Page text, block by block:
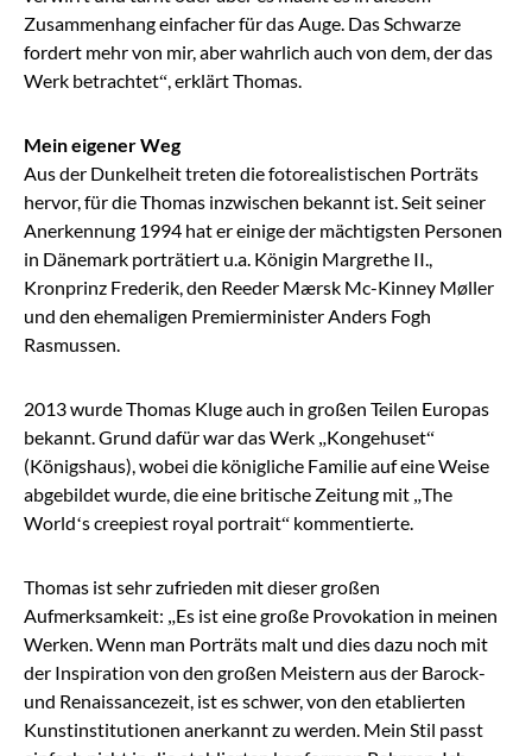
Zusammenhang einfacher für das Auge. Das Schwarze
fordert mehr von mir, aber wahrlich auch von dem, der das
Werk betrachtet“, erklärt Thomas.
Mein eigener Weg
Aus der Dunkelheit treten die fotorealistischen Porträts
hervor, für die Thomas inzwischen bekannt ist. Seit seiner
Anerkennung 1994 hat er einige der mächtigsten Personen
in Dänemark porträtiert u.a. Königin Margrethe II.,
Kronprinz Frederik, den Reeder Mærsk Mc-Kinney Møller
und den ehemaligen Premierminister Anders Fogh
Rasmussen.
2013 wurde Thomas Kluge auch in großen Teilen Europas
bekannt. Grund dafür war das Werk „Kongehuset“
(Königshaus), wobei die königliche Familie auf eine Weise
abgebildet wurde, die eine britische Zeitung mit „The
World‘s creepiest royal portrait“ kommentierte.
Thomas ist sehr zufrieden mit dieser großen
Aufmerksamkeit: „Es ist eine große Provokation in meinen
Werken. Wenn man Porträts malt und dies dazu noch mit
der Inspiration von den großen Meistern aus der Barock-
und Renaissancezeit, ist es schwer, von den etablierten
Kunstinstitutionen anerkannt zu werden. Mein Stil passt